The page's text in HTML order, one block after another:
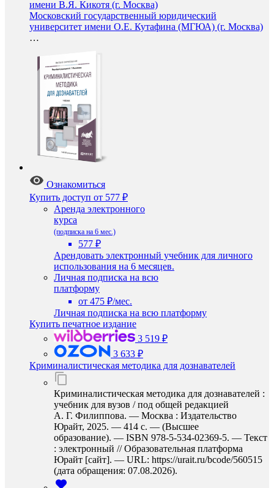
имени В.Я. Кикотя (г. Москва)
Московский государственный юридический
университет имени О.Е. Кутафина (МГЮА) (г. Москва)
…
Ознакомиться
Купить доступ от 577 ₽
Аренда электронного
курса
(подписка на 6 мес.)
577 ₽
Арендовать электронный учебник для личного
использования на 6 месяцев.
Личная подписка на всю
платформу
от 475 ₽/мес.
Личная подписка на всю платформу
Купить печатное издание
3 519 ₽
3 633 ₽
Криминалистическая методика для дознавателей
Криминалистическая методика для дознавателей :
учебник для вузов / под общей редакцией
А. Г. Филиппова. — Москва : Издательство
Юрайт, 2025. — 414 с. — (Высшее
образование). — ISBN 978-5-534-02369-5. — Текст
: электронный // Образовательная платформа
Юрайт [сайт]. — URL: https://urait.ru/bcode/560515
(дата обращения: 07.08.2026).